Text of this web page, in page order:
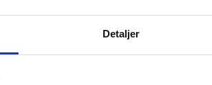
Detaljer